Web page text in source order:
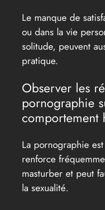
Le manque de
ou dans la vie
solitude, peuvent
pratique.
Observer les
pornographie
comportement
La pornographie
renforce
masturber et peut
la sexualité.